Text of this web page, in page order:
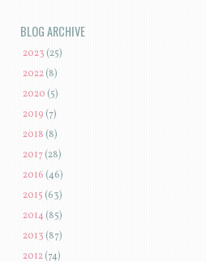
BLOG ARCHIVE
2023 (25)
2022 (8)
2020(5)
2019 (7)
2018 (8)
2017(28)
2016 (46)
2015 (63)
2014 (85)
2013 (87)
2012 (74)